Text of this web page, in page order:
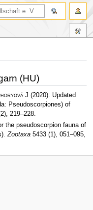
(HU)
J (2020): Updated
Pseudoscorpiones) of
219–228.
the pseudoscorpion fauna of
Zootaxa 5433 (1), 051–095,